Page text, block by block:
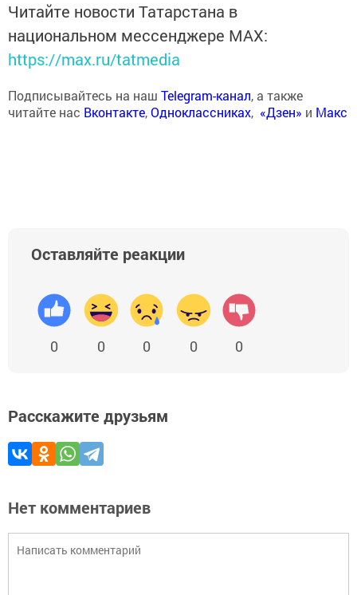
Читайте новости Татарстана в
национальном мессенджере MАХ:
https://max.ru/tatmedia
Подписывайтесь на наш Telegram-канал, а также
читайте нас Вконтакте,Одноклассниках, «Дзен» и Макс
Оставляйте реакции
0 0 0 0 0
Расскажите друзьям
Нет комментариев